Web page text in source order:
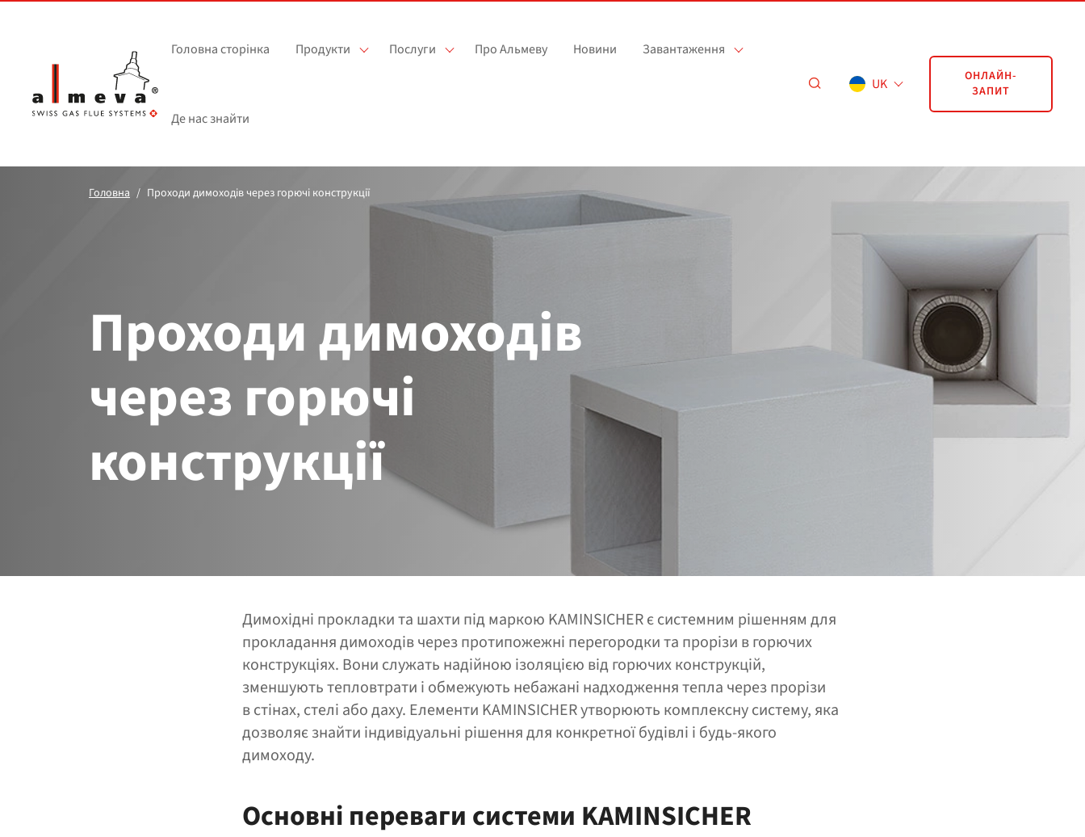
Головна сторінка Продукти Послуги Про Альмеву Новини Завантаження
Де нас знайти
UK
ОНЛАЙН-
ЗАПИТ
Головна Проходи димоходів через горючі конструкції
Проходи димоходів
через горючі
конструкції
Димохідні прокладки та шахти під маркою KAMINSICHER є системним рішенням для
прокладання димоходів через протипожежні перегородки та прорізи в горючих
конструкціях. Вони служать надійною ізоляцією від горючих конструкцій,
зменшують тепловтрати і обмежують небажані надходження тепла через прорізи
в стінах, стелі або даху. Елементи KAMINSICHER утворюють комплексну систему, яка
дозволяє знайти індивідуальні рішення для конкретної будівлі і будь-якого
димоходу.
Основні переваги системи KAMINSICHER